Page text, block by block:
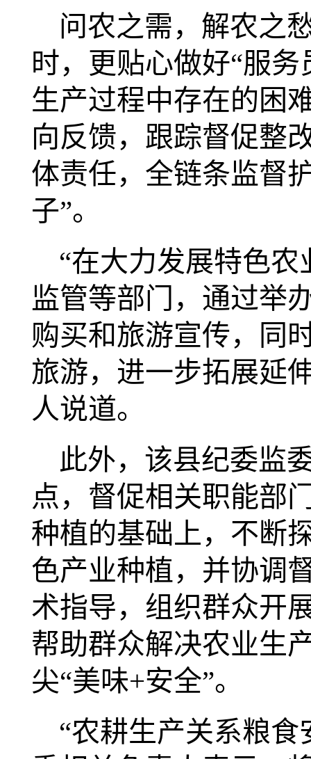
问农之需，解农之
时，更贴心做好“服
生产过程中存在的困
向反馈，跟踪督促整
体责任，全链条监督
子”。
“在大力发展特色
监管等部门，通过举
购买和旅游宣传，同
旅游，进一步拓展延
人说道。
此外，该县纪委监
点，督促相关职能部
种植的基础上，不断
色产业种植，并协调
术指导，组织群众开
帮助群众解决农业生
尖“美味+安全”。
“农耕生产关系粮